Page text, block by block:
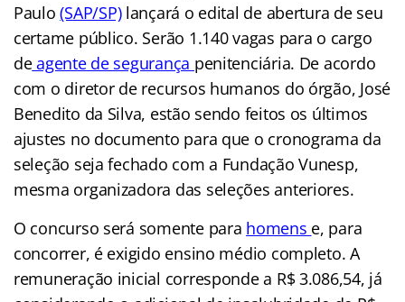
Paulo(SAP/SP)lançará o edital de abertura de seu
certame público. Serão 1.140 vagas para o cargo
deagente de segurança penitenciária. De acordo
com o diretor de recursos humanos do órgão, José
Benedito da Silva, estão sendo feitos os últimos
ajustes no documento para que o cronograma da
seleção seja fechado com a Fundação Vunesp,
mesma organizadora das seleções anteriores.
O concurso será somente para homens e, para
concorrer, é exigido ensino médio completo. A
remuneração inicial corresponde a R$ 3.086,54, já